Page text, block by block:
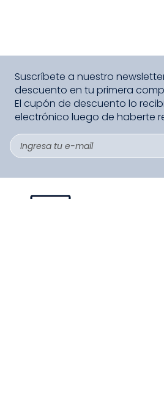
Suscríbete a nuestro
descuento en tu primera
El cupón de descuento lo
electrónico luego de haberte